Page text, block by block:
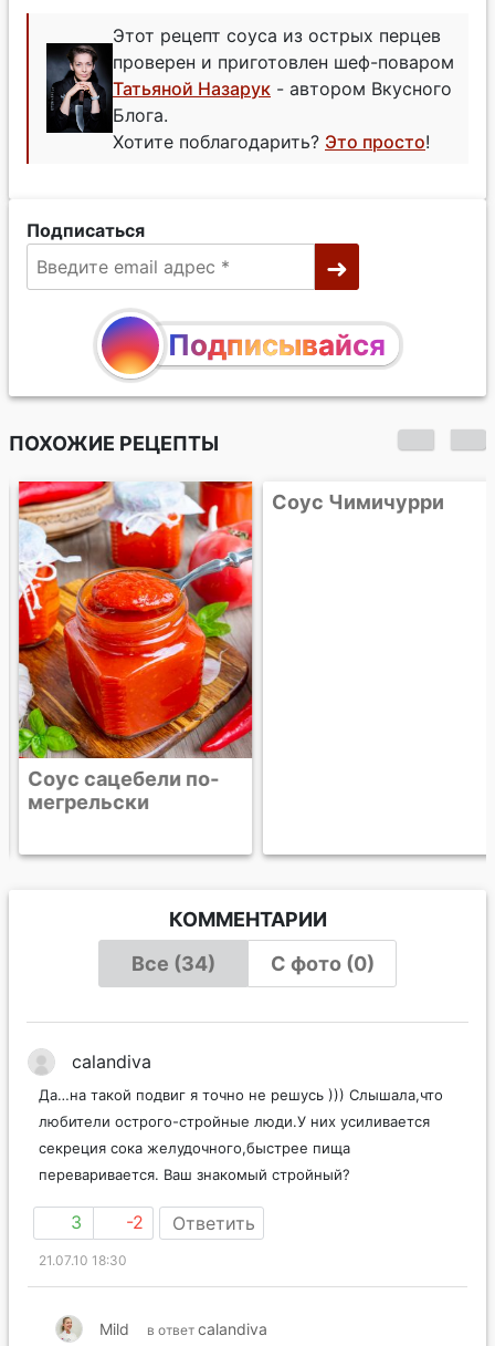
Этот рецепт соуса из острых перцев
проверен и приготовлен шеф-поваром
Татьяной Назарук - автором Вкусного
Блога.
Хотите поблагодарить? Это просто!
Подписаться
Подписывайся
ПОХОЖИЕ РЕЦЕПТЫ
Соус сацебели по-
мегрельски
КОММЕНТАРИИ
Все (34)
С фото (0)
calandiva
Да…на такой подвиг я точно не решусь ))) Слышала,что
любители острого-стройные люди.У них усиливается
секреция сока желудочного,быстрее пища
переваривается. Ваш знакомый стройный?
3 -2 Ответить
21.07.10 18:30
Mild в ответ calandiva